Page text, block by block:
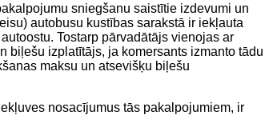
sniegšanu saistītie izdevumi un
autobusu kustības sarakstā ir iekļauta
Tostarp pārvadātājs vienojas ar
biļešu izplatītājs, ja komersants izmanto tādu
maksu un atsevišķu biļešu
nosacījumus tās pakalpojumiem, ir